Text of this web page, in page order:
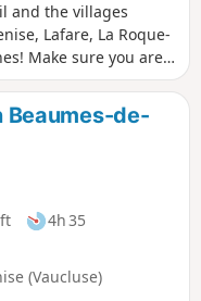
and the villages
Lafare, La Roque-
Make sure you are
in the practical
Beaumes-de-
4h 35
(Vaucluse)